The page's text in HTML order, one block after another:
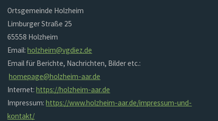
Ortsgemeinde Holzheim
Limburger Straße 25
65558 Holzheim
Email:holzheim@vgdiez.de
Email für Berichte, Nachrichten, Bilder etc.:
homepage@holzheim-aar.de
Internet:https://holzheim-aar.de
Impressum:https://www.holzheim-aar.de/impressum-und-
kontakt/